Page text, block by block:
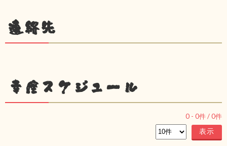
連絡先
幸座スケジュール
0 - 0件 /0件